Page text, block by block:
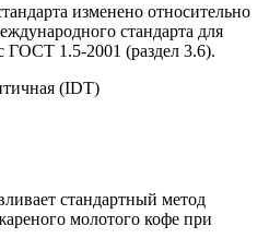
изменено относительно
стандарта для
ГОСТ 1.5-2001 (раздел 3.6).
(IDT)
стандартный метод
молотого кофе при